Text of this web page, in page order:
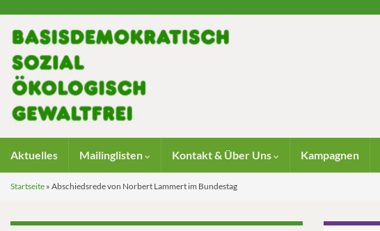
Aktuelles Mailinglisten Kontakt & Über Uns Kampagnen
Startseite » Abschiedsrede von Norbert Lammert im Bundestag